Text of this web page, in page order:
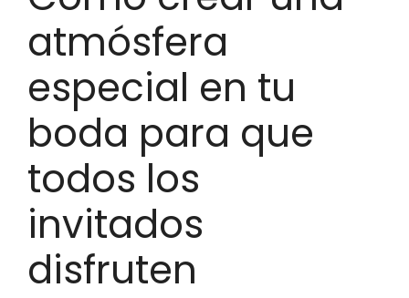
atmósfera
especial en tu
boda para que
todos los
invitados
disfruten